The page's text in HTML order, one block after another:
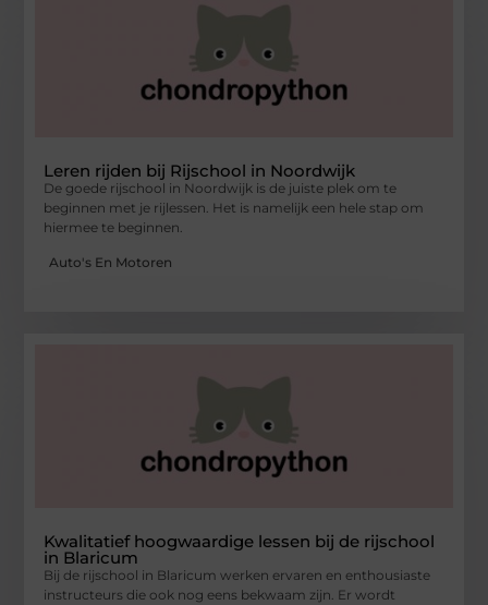
Leren rijden bij Rijschool in Noordwijk
De goede rijschool in Noordwijk is de juiste plek om te
beginnen met je rijlessen. Het is namelijk een hele stap om
hiermee te beginnen.
Auto's En Motoren
Kwalitatief hoogwaardige lessen bij de rijschool
in Blaricum
Bij de rijschool in Blaricum werken ervaren en enthousiaste
instructeurs die ook nog eens bekwaam zijn. Er wordt